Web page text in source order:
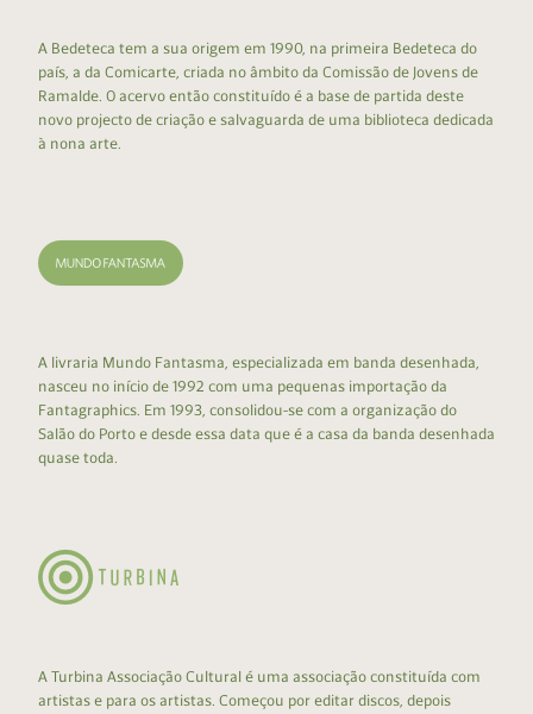
A Bedeteca tem a sua origem em 1990, na primeira Bedeteca do
país, a da Comicarte, criada no âmbito da Comissão de Jovens de
Ramalde. O acervo então constituído é a base de partida deste
novo projecto de criação e salvaguarda de uma biblioteca dedicada
à nona arte.
A livraria Mundo Fantasma, especializada em banda desenhada,
nasceu no início de 1992 com uma pequenas importação da
Fantagraphics. Em 1993, consolidou-se com a organização do
Salão do Porto e desde essa data que é a casa da banda desenhada
quase toda.
A Turbina Associação Cultural é uma associação constituída com
artistas e para os artistas. Começou por editar discos, depois